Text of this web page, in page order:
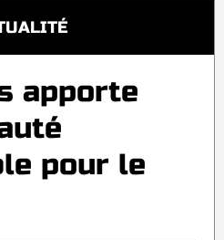
apporte
pour le